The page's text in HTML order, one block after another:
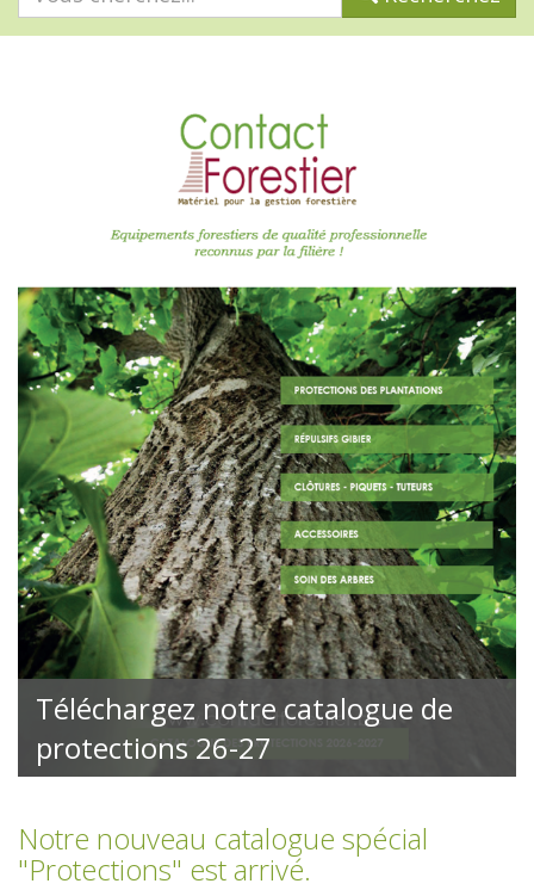
Téléchargez notre catalogue de
protections 26-27
Notre nouveau catalogue spécial
"Protections" est arrivé.